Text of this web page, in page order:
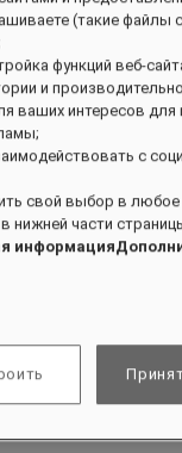
menu
(такие файлы
функций веб-
и
ваших интересов для
с
свой выбор в
нижней части